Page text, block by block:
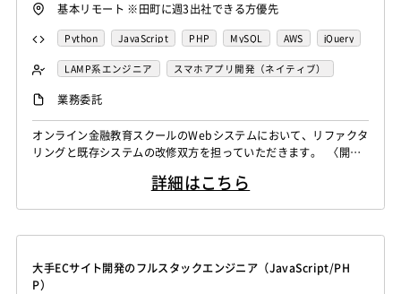
基本リモート ※田町に週3出社できる方優先
Python JavaScript PHP MySQL AWS
jQuery
nginx
Laravel TypeScript
LAMP系エンジニア
スマホアプリ開発（ネイティブ）
サーバーエンジニア
フロントエンドエンジニア
業務系エンジニア
業務委託
オンライン金融教育スクールのWebシステムにおいて、リファクタ
リングと既存システムの改修双方を担っていただきます。 〈開発
el、jQuery、TypeScript ・OS：Windows、Mac ・クラウドサー
詳細はこちら
大手ECサイト開発のフルスタックエンジニア（JavaScript/PH
P）